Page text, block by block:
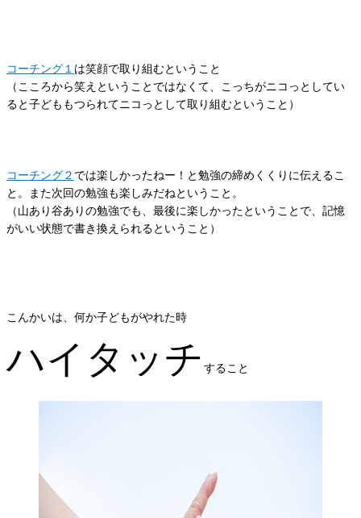
コーチング１ は笑顔で取り組むということ
（こころから笑えということではなくて、こっちがニコっとしてい
ると子どももつられてニコっとして取り組むということ）
コーチング２ では楽しかったねー！と勉強の締めくくりに伝えるこ
と。また次回の勉強も楽しみだねということ。
（山あり谷ありの勉強でも、最後に楽しかったということで、記憶
がいい状態で書き換えられるということ）
こんかいは、何か子どもがやれた時
ハイタッチ すること